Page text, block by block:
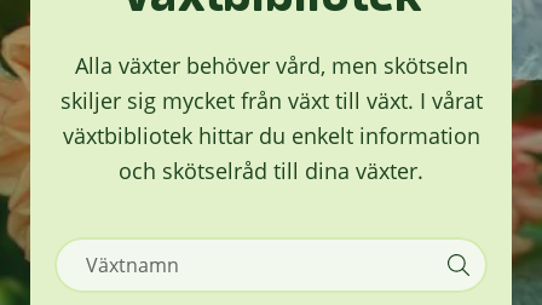
Alla växter behöver vård, men skötseln
skiljer sig mycket från växt till växt. I vårat
växtbibliotek hittar du enkelt information
och skötselråd till dina växter.